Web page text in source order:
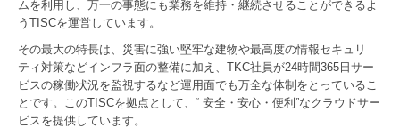
ムを利用し、万一の事態にも業務を維持・継続させることができるよ
うTISCを運営しています。
その最大の特長は、災害に強い堅牢な建物や最高度の情報セキュリ
ティ対策などインフラ面の整備に加え、TKC社員が24時間365日サー
ビスの稼働状況を監視するなど運用面でも万全な体制をとっているこ
とです。このTISCを拠点として、“ 安全・安心・便利”なクラウドサー
ビスを提供しています。